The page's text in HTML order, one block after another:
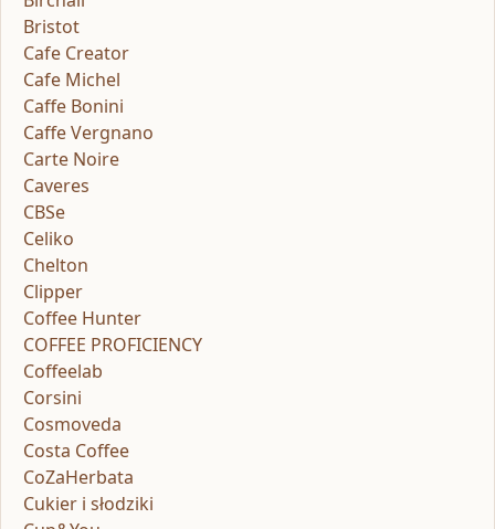
Bristot
Cafe Creator
Cafe Michel
Caffe Bonini
Caffe Vergnano
Carte Noire
Caveres
CBSe
Celiko
Chelton
Clipper
Coffee Hunter
COFFEE PROFICIENCY
Coffeelab
Corsini
Cosmoveda
Costa Coffee
CoZaHerbata
Cukier i słodziki